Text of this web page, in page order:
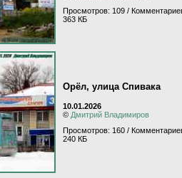
Просмотров: 109 /
363 КБ
Орёл, улица Спивака
10.01.2026
© Дмитрий Владимиров
Просмотров: 160 /
240 КБ